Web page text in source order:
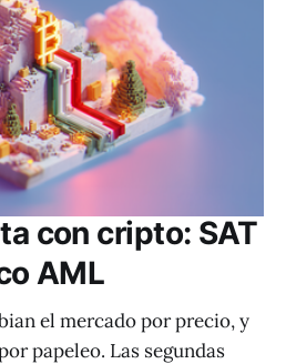
con cripto: SAT
AML
el mercado por precio, y
papeleo. Las segundas